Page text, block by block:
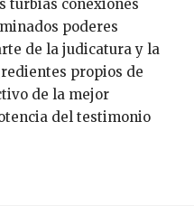
turbias conexiones
poderes
de la judicatura y la
propios de
de la mejor
del testimonio